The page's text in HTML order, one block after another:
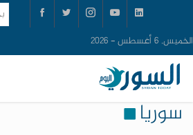
الخميس, 6 أغسطس - 2026
سوريا